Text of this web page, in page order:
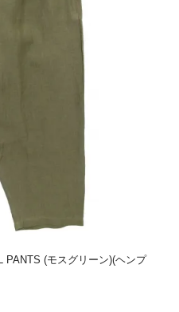
PANTS (モスグリーン)(ヘンプ